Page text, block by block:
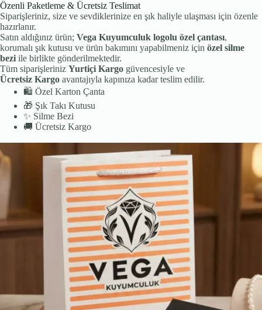
Özenli Paketleme & Ücretsiz Teslimat
Siparişleriniz, size ve sevdiklerinize en şık haliyle ulaşması için özenle
hazırlanır.
Satın aldığınız ürün; Vega Kuyumculuk logolu özel çantası,
korumalı şık kutusu ve ürün bakımını yapabilmeniz için özel silme
bezi ile birlikte gönderilmektedir.
Tüm siparişleriniz Yurtiçi Kargo güvencesiyle ve
Ücretsiz Kargo avantajıyla kapınıza kadar teslim edilir.
🛍️ Özel Karton Çanta
🎁 Şık Takı Kutusu
✨ Silme Bezi
🚚 Ücretsiz Kargo